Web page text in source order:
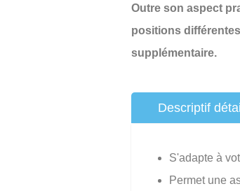
Outre son aspect
positions
supplémentaire.
Descriptif
S'adapte à
Permet une